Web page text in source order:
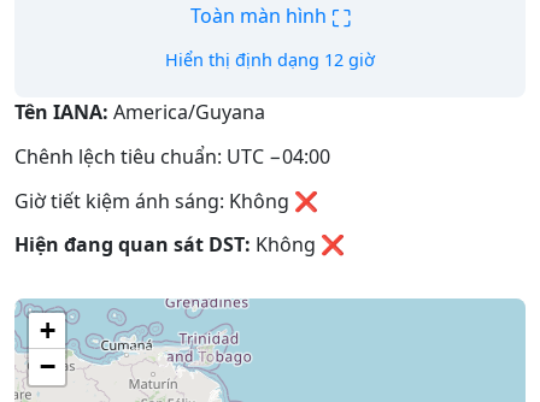
Toàn màn hình ⛶
Hiển thị định dạng 12 giờ
Tên IANA: America/Guyana
Chênh lệch tiêu chuẩn: UTC −04:00
Giờ tiết kiệm ánh sáng: Không ❌
Hiện đang quan sát DST: Không ❌
+
−